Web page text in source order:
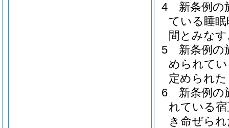
4
新条例の
ている睡
間とみな
5
新条例の
められて
定められ
6
新条例の
れている
き命ぜら